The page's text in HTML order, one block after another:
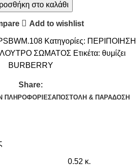
στο καλάθι
Add to wishlist
Κατηγορίες: ΠΕΡΙΠΟΙΗΣΗ
ΣΩΜΑΤΟΣ Ετικέτα: θυμίζει
BURBERRY
Share:
ΠΛΗΡΟΦΟΡΊΕΣΑΠΟΣΤΟΛΉ & ΠΑΡΆΔΟΣΗ
0.52 κ.